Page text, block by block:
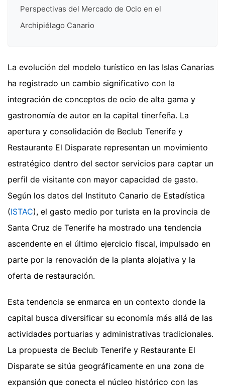
Perspectivas del Mercado de Ocio en el
Archipiélago Canario
La evolución del modelo turístico en las Islas Canarias
ha registrado un cambio significativo con la
integración de conceptos de ocio de alta gama y
gastronomía de autor en la capital tinerfeña. La
apertura y consolidación de Beclub Tenerife y
Restaurante El Disparate representan un movimiento
estratégico dentro del sector servicios para captar un
perfil de visitante con mayor capacidad de gasto.
Según los datos del Instituto Canario de Estadística
(ISTAC), el gasto medio por turista en la provincia de
Santa Cruz de Tenerife ha mostrado una tendencia
ascendente en el último ejercicio fiscal, impulsado en
parte por la renovación de la planta alojativa y la
oferta de restauración.
Esta tendencia se enmarca en un contexto donde la
capital busca diversificar su economía más allá de las
actividades portuarias y administrativas tradicionales.
La propuesta de Beclub Tenerife y Restaurante El
Disparate se sitúa geográficamente en una zona de
expansión que conecta el núcleo histórico con las